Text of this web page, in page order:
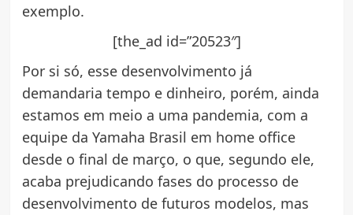
exemplo.
[the_ad id=”20523″]
Por si só, esse desenvolvimento já
demandaria tempo e dinheiro, porém, ainda
estamos em meio a uma pandemia, com a
equipe da Yamaha Brasil em home office
desde o final de março, o que, segundo ele,
acaba prejudicando fases do processo de
desenvolvimento de futuros modelos, mas